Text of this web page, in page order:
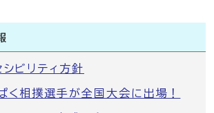
シビリティ方針
く相撲選手が全国大会に出場！